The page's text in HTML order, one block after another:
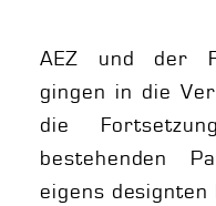
AEZ und der
gingen in die
die
bestehenden
eigens